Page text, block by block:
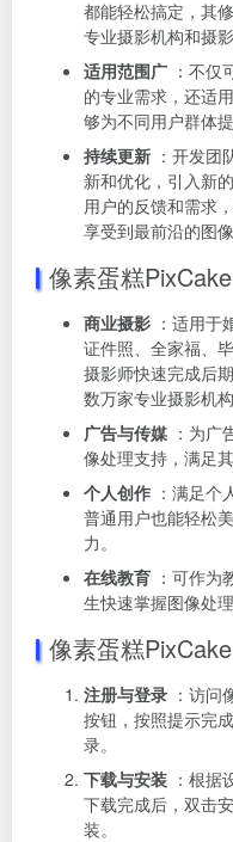
都能轻松搞定，其
专业摄影机构和摄影
适用范围广 ：不仅
的专业需求，还适
够为不同用户群体
持续更新 ：开发团
新和优化，引入新
用户的反馈和需求
享受到最前沿的图像
像素蛋糕
商业摄影 ：适用于
证件照、全家福、
摄影师快速完成后
数万家专业摄影机构
广告与传媒 ：为广
像处理支持，满足
个人创作 ：满足个
普通用户也能轻松
力。
在线教育 ：可作
生快速掌握图像处理
像素蛋糕
注册与登录 ：访问
按钮，按照提示完
录。
下载与安装 ：根据
下载完成后，双击
装。